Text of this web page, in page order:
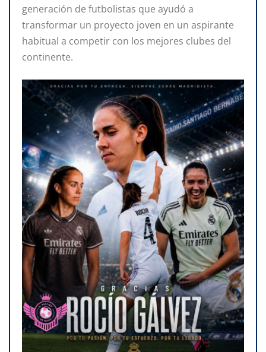
generación de futbolistas que ayudó a
transformar un proyecto joven en un aspirante
habitual a competir con los mejores clubes del
continente.